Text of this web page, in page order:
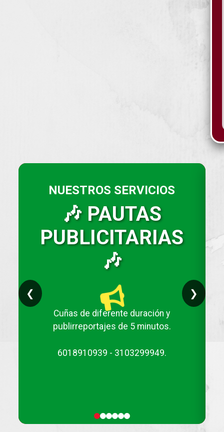
NUESTROS SERVICIOS
🎶 PAUTAS
PUBLICITARIAS
🎶
Cuñas de diferente duración y
publirreportajes de 5 minutos.
6018910939 - 3103299949.
❮ ❯